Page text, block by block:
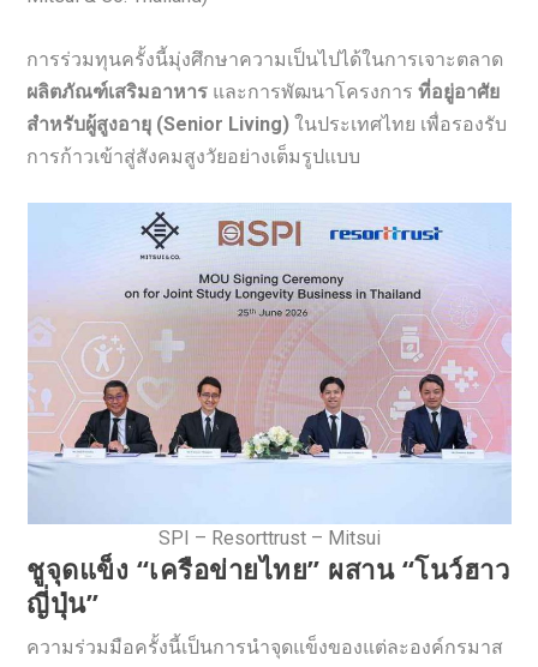
การร่วมทุนครั้งนี้มุ่งศึกษาความเป็นไปได้ในการเจาะตลาด
ผลิตภัณฑ์เสริมอาหาร และการพัฒนาโครงการที่อยู่อาศัย
สำหรับผู้สูงอายุ (Senior Living) ในประเทศไทย เพื่อรองรับ
การก้าวเข้าสู่สังคมสูงวัยอย่างเต็มรูปแบบ
SPI – Resorttrust – Mitsui
ชูจุดแข็ง “เครือข่ายไทย” ผสาน “โนว์ฮาว
ญี่ปุ่น”
ความร่วมมือครั้งนี้เป็นการนำจุดแข็งของแต่ละองค์กรมาส